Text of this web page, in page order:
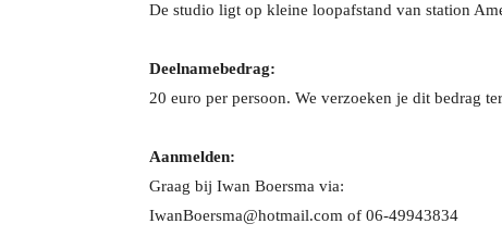
De studio ligt op kleine loopafstand van station
Deelnamebedrag:
20 euro per persoon. We verzoeken je dit bedrag
Aanmelden:
Graag bij Iwan Boersma via:
IwanBoersma@hotmail.com of 06-49943834